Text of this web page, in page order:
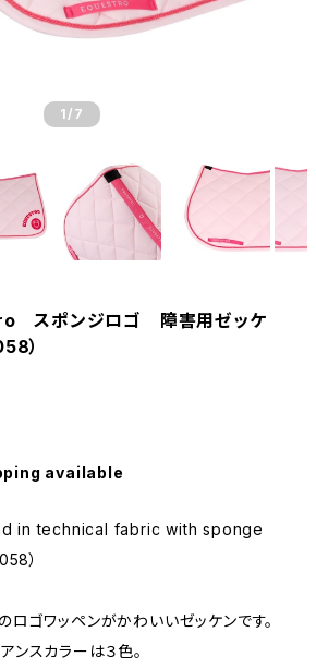
1 /7
スポンジロゴ 障害用ゼッケ
）
available
in technical fabric with sponge
）
ロゴワッペンがかわいいゼッケンです。
ンスカラーは３色。